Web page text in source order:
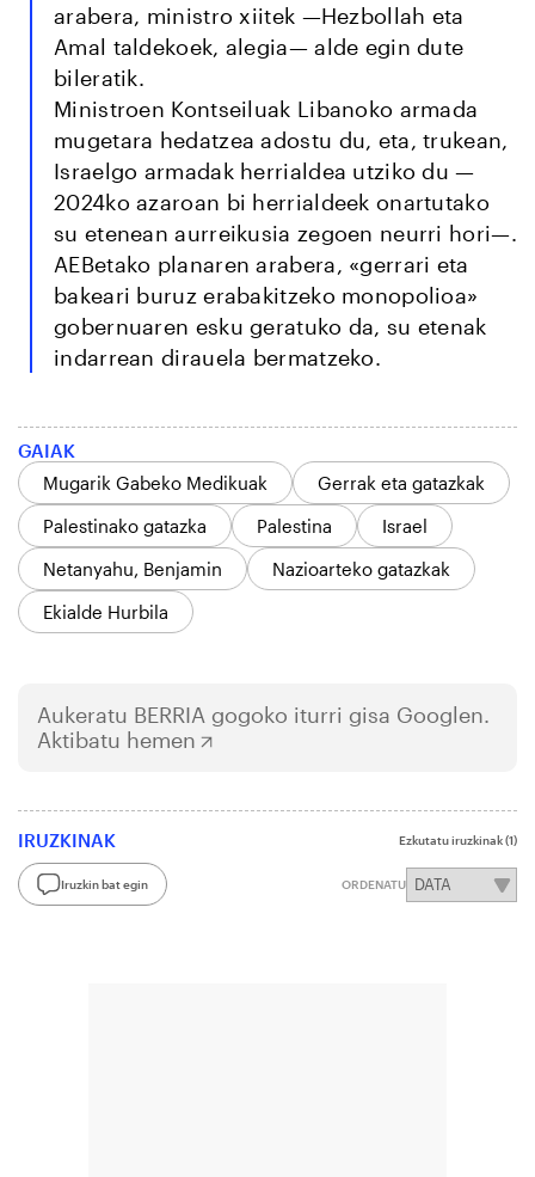
arabera, ministro xiitek —Hezbollah eta
Amal taldekoek, alegia— alde egin dute
bileratik.
Ministroen Kontseiluak Libanoko armada
mugetara hedatzea adostu du, eta, trukean,
Israelgo armadak herrialdea utziko du —
2024ko azaroan bi herrialdeek onartutako
su etenean aurreikusia zegoen neurri hori—.
AEBetako planaren arabera, «gerrari eta
bakeari buruz erabakitzeko monopolioa»
gobernuaren esku geratuko da, su etenak
indarrean dirauela bermatzeko.
GAIAK
Mugarik Gabeko Medikuak
Gerrak eta gatazkak
Palestinako gatazka
Palestina
Israel
Netanyahu, Benjamin
Nazioarteko gatazkak
Ekialde Hurbila
Aukeratu BERRIA gogoko iturri gisa Googlen.
Aktibatu hemen
IRUZKINAK Ezkutatu iruzkinak(1)
Iruzkin bat egin ORDENATU